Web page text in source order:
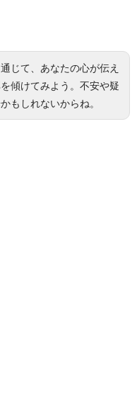
じて、あなたの心が伝え
傾けてみよう。不安や疑
もしれないからね。